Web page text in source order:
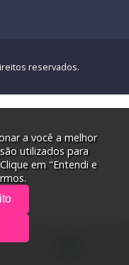
reservados.
a você a melhor
utilizados para
em "Entendi e